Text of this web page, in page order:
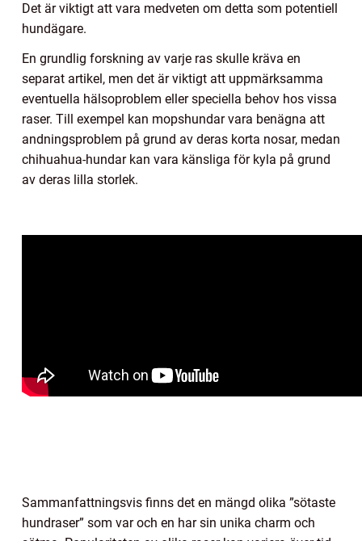
Det är viktigt att vara medveten om detta som potentiell
hundägare.
En grundlig forskning av varje ras skulle kräva en
separat artikel, men det är viktigt att uppmärksamma
eventuella hälsoproblem eller speciella behov hos vissa
raser. Till exempel kan mopshundar vara benägna att
andningsproblem på grund av deras korta nosar, medan
chihuahua-hundar kan vara känsliga för kyla på grund
av deras lilla storlek.
Sammanfattningsvis finns det en mängd olika ”sötaste
hundraser” som var och en har sin unika charm och